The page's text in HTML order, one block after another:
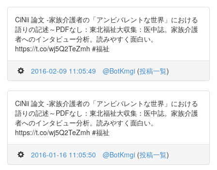
CiNii 論文 -家族介護者の「アンビバレントな世界」における
語りの記述～PDFなし：東北福祉大収集：医中誌。家族介護
者へのインタビュー分析。読みやすく面白い。
https://t.co/wj5Q2TeZmh #福祉
2016-02-09 11:05:49 @BotKmgi (投稿一覧)
CiNii 論文 -家族介護者の「アンビバレントな世界」における
語りの記述～PDFなし：東北福祉大収集：医中誌。家族介護
者へのインタビュー分析。読みやすく面白い。
https://t.co/wj5Q2TeZmh #福祉
2016-01-16 11:05:50 @BotKmgi (投稿一覧)